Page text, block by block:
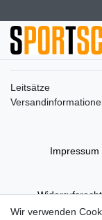
Leitsätze
Impressum
Widerrufs­recht
Wir verwenden